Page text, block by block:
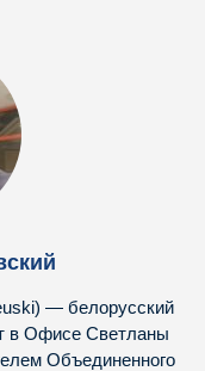
— белорусский
в Офисе Светланы
Объединенного